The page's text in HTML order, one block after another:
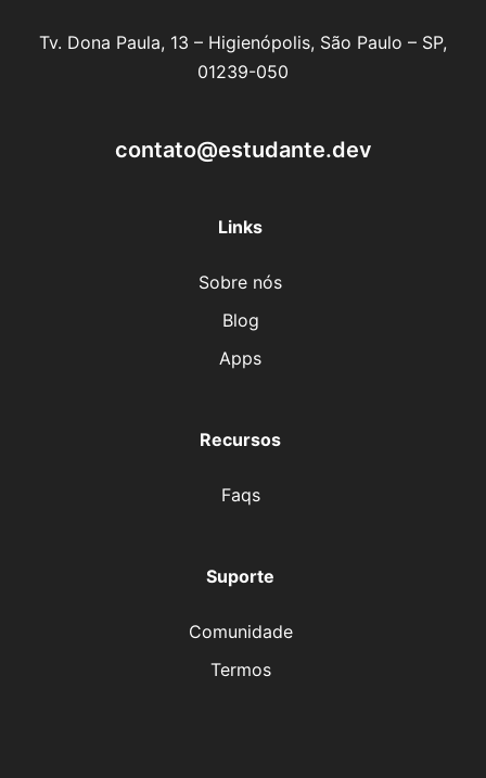
Tv. Dona Paula, 13 – Higienópolis, São Paulo – SP,
01239-050
contato@estudante.dev
Links
Sobre nós
Blog
Apps
Recursos
Faqs
Suporte
Comunidade
Termos